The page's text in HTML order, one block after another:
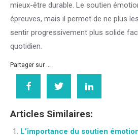
mieux-être durable. Le soutien
épreuves, mais il permet de ne plus
sentir progressivement plus solide
quotidien.
Partager sur ...
Articles Similaires:
L’importance du soutien